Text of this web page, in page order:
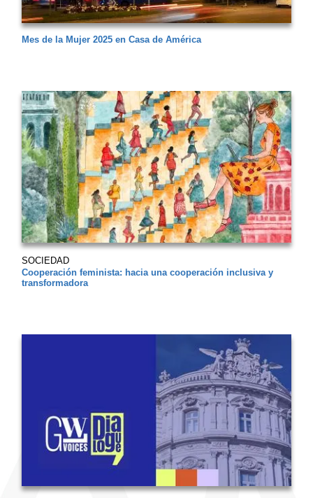
Mes de la Mujer 2025 en Casa de América
SOCIEDAD
Cooperación feminista: hacia una cooperación inclusiva y
transformadora